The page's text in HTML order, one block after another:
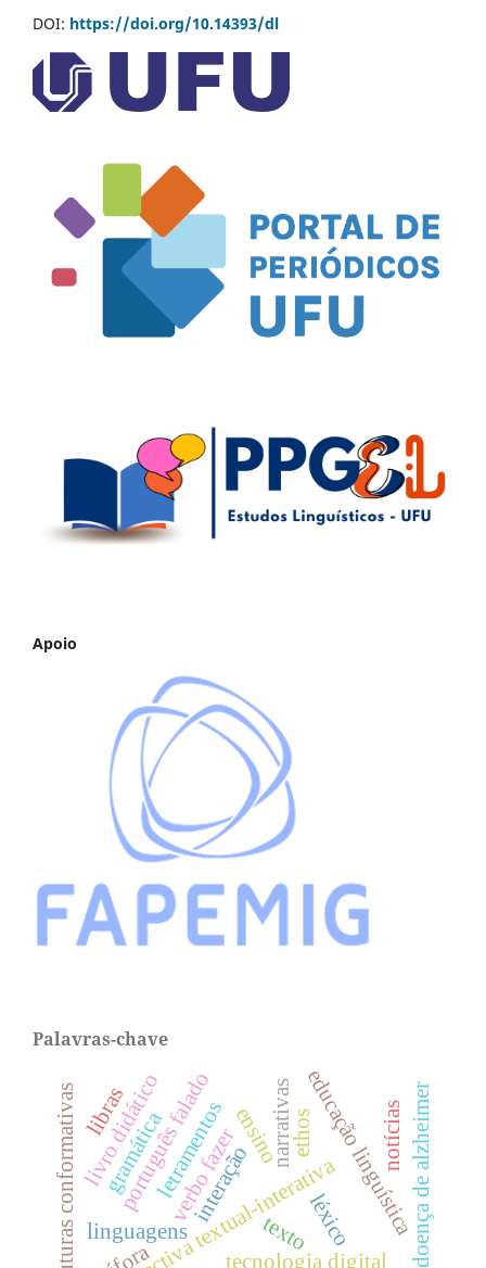
DOI: https://doi.org/10.14393/dl
Apoio
Palavras-chave
linguagens
letramentosensino
tecnologia digital
gramática
perspectiva textual-interativa
português falado
textoeducação linguísticadoença de alzheimer
narrativas
interação
verbo fazer
estruturas conformativaslivro didático ethos
léxico
libras notícias